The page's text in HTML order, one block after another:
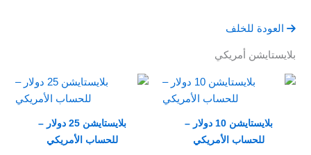
العودة للخلف
بلايستايشن أمريكي
بلايستايشن 10 دولار –
للحساب الأمريكي
بلايستايشن 25 دولار –
للحساب الأمريكي